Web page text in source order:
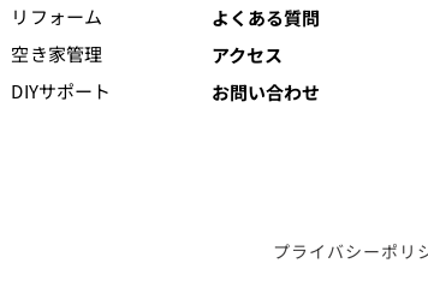
リフォーム
空き家管理
DIYサポート
よくある質問
アクセス
お問い合わせ
プライバシーポリ